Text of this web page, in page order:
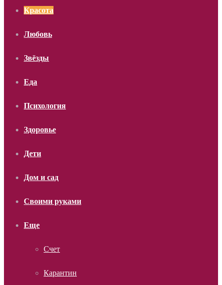
Красота
Любовь
Звёзды
Еда
Психология
Здоровье
Дети
Дом и сад
Своими руками
Еще
Счет
Карантин